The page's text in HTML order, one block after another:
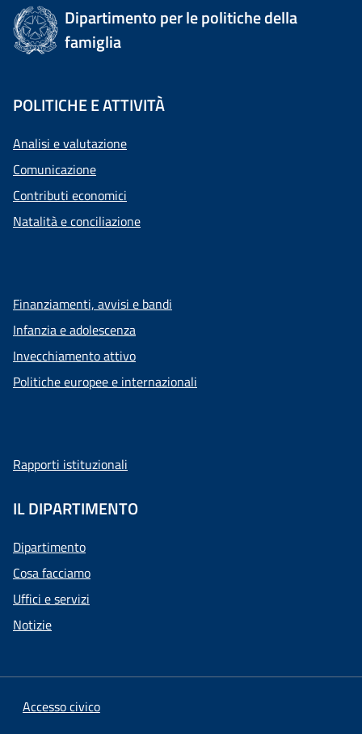
Dipartimento per le politiche della
famiglia
POLITICHE E ATTIVITÀ
Analisi e valutazione
Comunicazione
Contributi economici
Natalità e conciliazione
Finanziamenti, avvisi e bandi
Infanzia e adolescenza
Invecchiamento attivo
Politiche europee e internazionali
Rapporti istituzionali
IL DIPARTIMENTO
Dipartimento
Cosa facciamo
Uffici e servizi
Notizie
Accesso civico